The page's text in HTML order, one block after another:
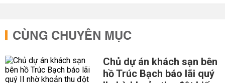
CÙNG CHUYÊN MỤC
Chủ dự án khách sạn bên
hồ Trúc Bạch báo lãi quý